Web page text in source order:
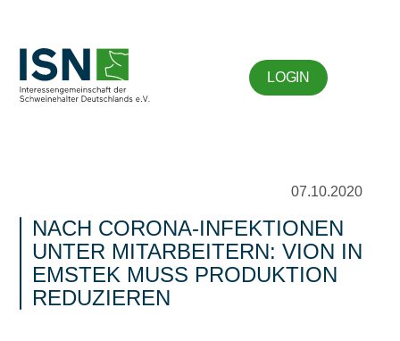
LOGIN
07.10.2020
NACH CORONA-INFEKTIONEN
UNTER MITARBEITERN: VION IN
EMSTEK MUSS PRODUKTION
REDUZIEREN